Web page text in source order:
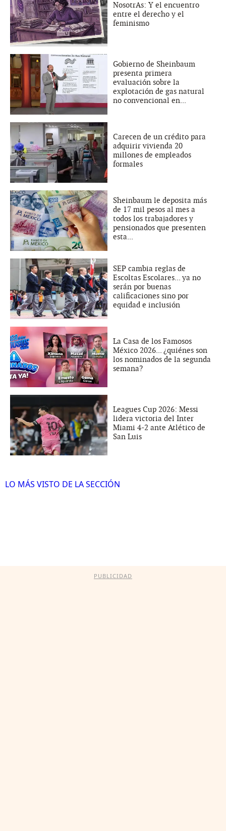
NosotrAs: Y el encuentro
entre el derecho y el
feminismo
Gobierno de Sheinbaum
presenta primera
evaluación sobre la
explotación de gas natural
no convencional en...
Carecen de un crédito para
adquirir vivienda 20
millones de empleados
formales
Sheinbaum le deposita más
de 17 mil pesos al mes a
todos los trabajadores y
pensionados que presenten
esta...
SEP cambia reglas de
Escoltas Escolares... ya no
serán por buenas
calificaciones sino por
equidad e inclusión
La Casa de los Famosos
México 2026... ¿quiénes son
los nominados de la segunda
semana?
Leagues Cup 2026: Messi
lidera victoria del Inter
Miami 4-2 ante Atlético de
San Luis
LO MÁS VISTO DE LA SECCIÓN
PUBLICIDAD